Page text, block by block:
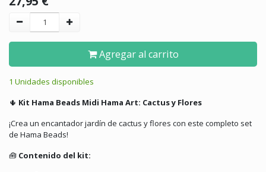
Agregar al carrito
1 Unidades disponibles
🌵 Kit Hama Beads Midi Hama Art: Cactus y Flores
¡Crea un encantador jardín de cactus y flores con este completo set
de Hama Beads!
🧰 Contenido del kit: